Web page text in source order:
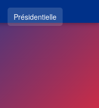
Présidentielle